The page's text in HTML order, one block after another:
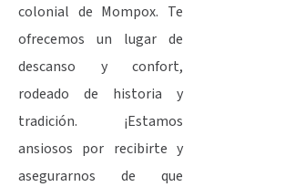
colonial de Mompox. Te
ofrecemos un lugar de
descanso y confort,
rodeado de historia y
tradición. ¡Estamos
ansiosos por recibirte y
asegurarnos de que